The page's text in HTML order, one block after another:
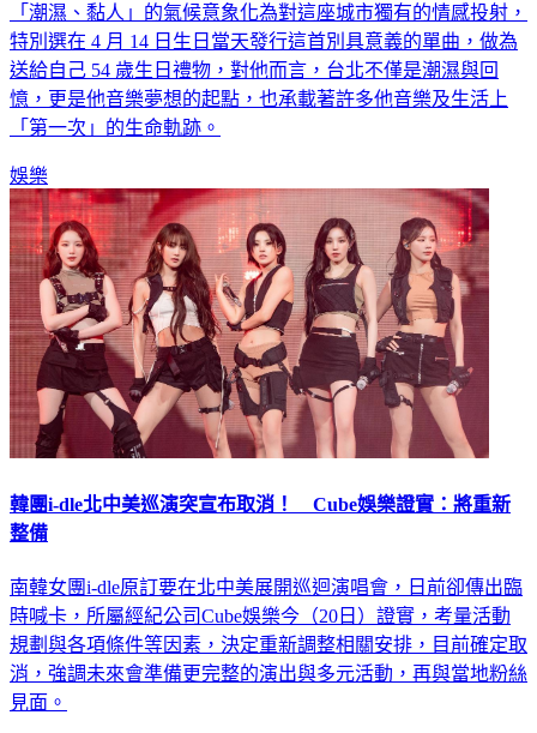
「潮濕、黏人」的氣候意象化為對這座城市獨有的情感投射，
特別選在 4 月 14 日生日當天發行這首別具意義的單曲，做為
送給自己 54 歲生日禮物，對他而言，台北不僅是潮濕與回
憶，更是他音樂夢想的起點，也承載著許多他音樂及生活上
「第一次」的生命軌跡。
娛樂
韓團i-dle北中美巡演突宣布取消！ Cube娛樂證實：將重新
整備
南韓女團i-dle原訂要在北中美展開巡迴演唱會，日前卻傳出臨
時喊卡，所屬經紀公司Cube娛樂今（20日）證實，考量活動
規劃與各項條件等因素，決定重新調整相關安排，目前確定取
消，強調未來會準備更完整的演出與多元活動，再與當地粉絲
見面。